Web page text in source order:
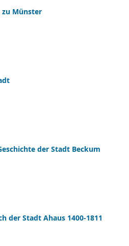
zu Münster
der Stadt Beckum
der Stadt Ahaus 1400-1811